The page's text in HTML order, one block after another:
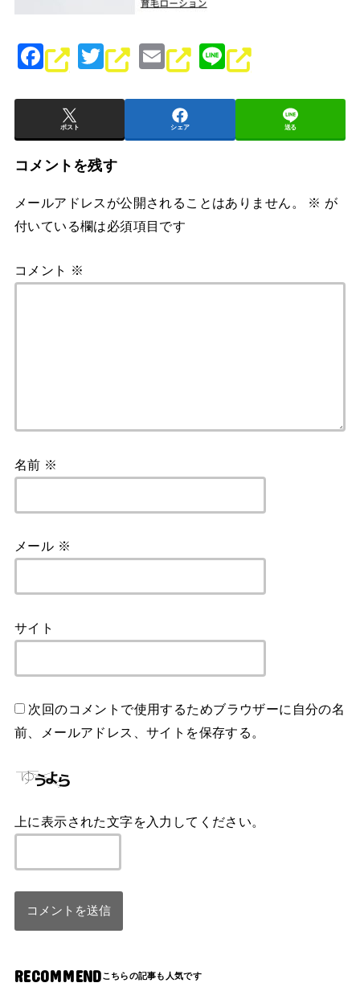
F
a
c
e
b
o
k
T
wi
tt
er
E
m
ai
l
Li
n
e
ポスト シェア 送る
コメントを残す
メールアドレスが公開されることはありません。 ※ が
付いている欄は必須項目です
コメント ※
名前 ※
メール ※
サイト
次回のコメントで使用するためブラウザーに自分の名
前、メールアドレス、サイトを保存する。
上に表示された文字を入力してください。
RECOMMEND